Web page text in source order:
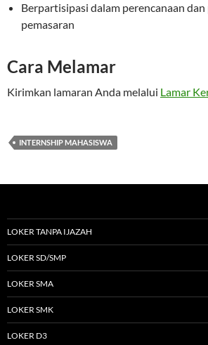
Berpartisipasi dalam perencanaan
pemasaran
Cara Melamar
Kirimkan lamaran Anda melalui Lamar
INTERNSHIP MAHASISWA
LOKER TANPA IJAZAH
LOKER SD/SMP
LOKER SMA
LOKER SMK
LOKER D3